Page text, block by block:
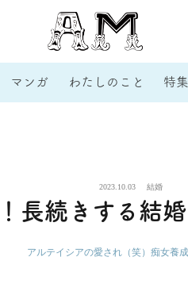
マンガ わたしのこと 特集
2023.10.03 結婚
長続きする結
アルテイシアの愛され（笑）痴女養